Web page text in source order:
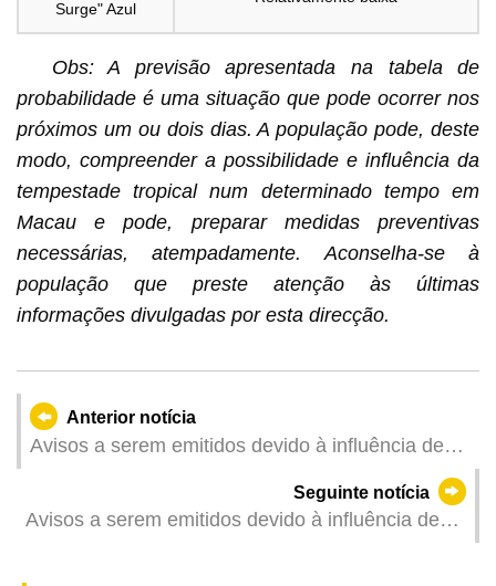
Surge" Azul
Obs: A previsão apresentada na tabela de
probabilidade é uma situação que pode ocorrer nos
próximos um ou dois dias. A população pode, deste
modo, compreender a possibilidade e influência da
tempestade tropical num determinado tempo em
Macau e pode, preparar medidas preventivas
necessárias, atempadamente. Aconselha-se à
população que preste atenção às últimas
informações divulgadas por esta direcção.
Anterior notícia
Avisos a serem emitidos devido à influência de
área de baixa pressão (Actualizado: 2025-06-12
Seguinte notícia
Avisos a serem emitidos devido à influência de